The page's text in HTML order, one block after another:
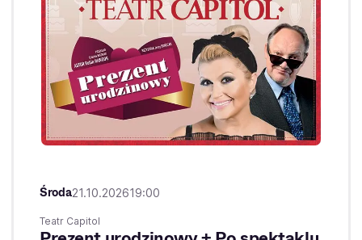
Środa21.10.202619:00
Teatr Capitol